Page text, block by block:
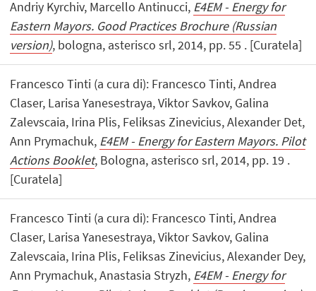
Andriy Kyrchiv, Marcello Antinucci, E4EM - Energy for
Eastern Mayors. Good Practices Brochure (Russian
version), bologna, asterisco srl, 2014, pp. 55 . [Curatela]
Francesco Tinti (a cura di): Francesco Tinti, Andrea
Claser, Larisa Yanesestraya, Viktor Savkov, Galina
Zalevscaia, Irina Plis, Feliksas Zinevicius, Alexander Det,
Ann Prymachuk, E4EM - Energy for Eastern Mayors. Pilot
Actions Booklet, Bologna, asterisco srl, 2014, pp. 19 .
[Curatela]
Francesco Tinti (a cura di): Francesco Tinti, Andrea
Claser, Larisa Yanesestraya, Viktor Savkov, Galina
Zalevscaia, Irina Plis, Feliksas Zinevicius, Alexander Dey,
Ann Prymachuk, Anastasia Stryzh, E4EM - Energy for